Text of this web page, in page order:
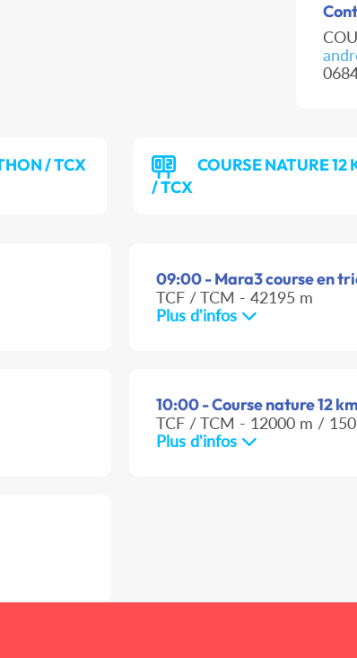
/ TCX
COURSE NATURE 12
/ TCX
09:00 - Mara3 course en
TCF / TCM - 42195 m
Plus d'infos
10:00 - Course nature 12
TCF / TCM - 12000 m /
Plus d'infos